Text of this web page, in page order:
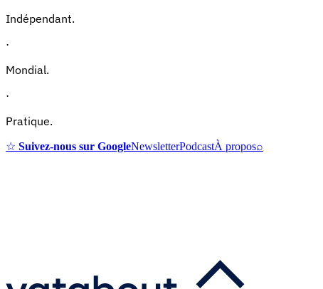
Indépendant.
·
Mondial.
·
Pratique.
☆ Suivez-nous sur GoogleNewsletterPodcastÀ propos⌕